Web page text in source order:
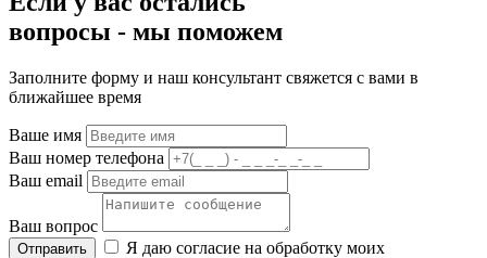
вопросы - мы поможем
Заполните форму и наш консультант свяжется с вами в
ближайшее время
Ваше имя
Ваш номер телефона
Ваш email
Ваш вопрос
Отправить
Я даю согласие на обработку моих